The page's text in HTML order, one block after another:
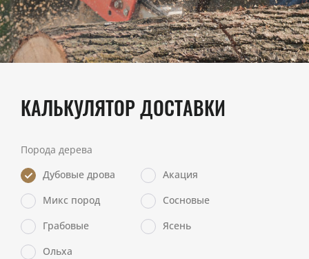
КАЛЬКУЛЯТОР ДОСТАВКИ
Порода дерева
Дубовые дрова
Акация
Микс пород
Сосновые
Грабовые
Ясень
Ольха